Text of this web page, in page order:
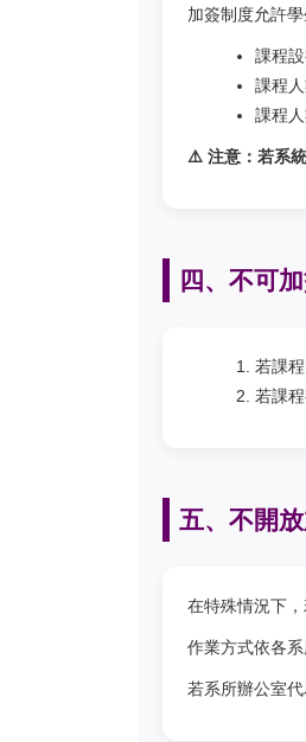
加簽制度允許
課程
課程
課程
⚠️ 注意：若系
四、不可
若課
若課
五、不開
在特殊情況下
作業方式依各
若系所辦公室